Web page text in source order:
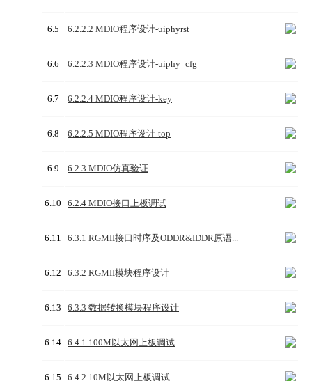
6.5 6.2.2.2 MDIO程序设计-uiphyrst
6.6 6.2.2.3 MDIO程序设计-uiphy_cfg
6.7 6.2.2.4 MDIO程序设计-key
6.8 6.2.2.5 MDIO程序设计-top
6.9 6.2.3 MDIO仿真验证
6.10 6.2.4 MDIO接口上板调试
6.11 6.3.1 RGMII接口时序及ODDR&IDDR原语...
6.12 6.3.2 RGMII模块程序设计
6.13 6.3.3 数据转换模块程序设计
6.14 6.4.1 100M以太网上板调试
6.15 6.4.2 10M以太网上板调试